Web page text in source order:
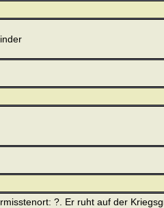
?. Er ruht auf der